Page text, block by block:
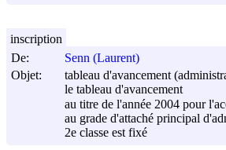
De:
Senn (Laurent)
Objet:
tableau d'avancement
le tableau d'avancement
au titre de l'année 2004 pour
au grade d'attaché principal
2e classe est fixé
inscription